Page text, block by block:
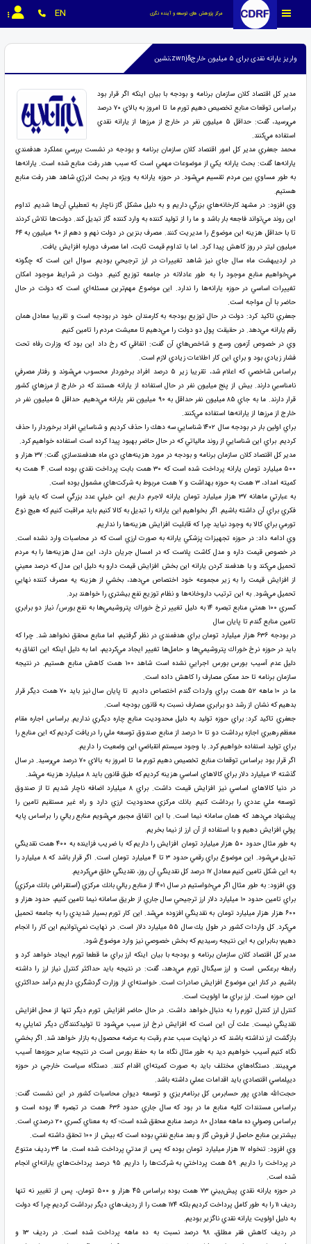
مرکز پژوهش های توسعه و آینده نگری EN
واریز یارانه نقدی برای ۵ میلیون خارج&zwnj;نشین
مدير كل اقتصاد كلان سازمان برنامه و بودجه با بيان اينكه اگر قرار بود
براساس توقعات منابع تخصيص دهيم تورم ما تا امروز به بالاي ۷۰ درصد
مي‌رسيد، گفت: حداقل ۵ ميليون نفر در خارج از مرزها از يارانه نقدي
استفاده مي‌كنند.
محمد جعفري مدير كل امور اقتصاد كلان سازمان برنامه و بودجه در نشست بررسي عملكرد هدفمندي
يارانه‌ها گفت: بحث يارانه يكي از موضوعات مهمي است كه سبب هدر رفت منابع شده است. يارانه‌ها
به طور مساوي بين مردم تقسيم مي‌شود. در حوزه يارانه به ويژه در بحث انرژي شاهد هدر رفت منابع
هستيم.
وي افزود: در مشهد كارخانه‌هاي بزرگي داريم و به دليل مشكل گاز ناچار به تعطيلي آن‌ها شديم. تداوم
اين روند مي‌تواند فاجعه بار باشد و ما را از توليد كننده به وارد كننده گاز تبديل كند. دولت‌ها تلاش كردند
تا با حداقل هزينه اين موضوع را مديريت كنند. مصرف بنزين در دولت نهم و دهم از ۹۰ ميليون به ۶۴
ميليون ليتر در روز كاهش پيدا كرد. اما با تداوم قيمت ثابت، اما مصرف دوباره افزايش يافت.
در ارديبهشت ماه سال جاي نيز شاهد تغييرات در ارز ترجيحي بوديم. سوال اين است كه چگونه
مي‌خواهيم منابع موجود را به طور عادلانه در جامعه توزيع كنيم. دولت در شرايط موجود امكان
تغييرات اساسي در حوزه يارانه‌ها را ندارد. اين موضوع مهم‌ترين مسئله‌اي است كه دولت در حال
حاضر با آن مواجه است.
جعفري تاكيد كرد: دولت در حال توزيع بودجه به كارمندان خود در بودجه است و تقريبا معادل همان
رقم يارانه مي‌دهد. در حقيقت پول دو دولت را مي‌دهيم تا معيشت مردم را تامين كنيم.
وي در خصوص آزمون وسع و شاخص‌هاي آن گفت: اتفاقي كه رخ داد اين بود كه وزارت رفاه تحت
فشار زيادي بود و براي اين كار اطلاعات زيادي لازم است.
براساس شاخصي كه اعلام شد، تقريبا زير ۵ درصد افراد برخوردار محسوب مي‌شوند و رفتار مصرفي
نامناسبي دارند. بيش از پنج ميليون نفر در حال استفاده از يارانه هستند كه در خارج از مرزهاي كشور
قرار دارند. ما به جاي ۸۵ ميليون نفر حداقل به ۹۰ ميليون نفر يارانه مي‌دهيم. حداقل ۵ ميليون نفر در
خارج از مرزها از يارانه‌ها استفاده مي‌كنند.
براي اولين بار در بودجه سال ۱۴۰۲ شناسايي سه دهك را حذف كرديم و شناسايي افراد برخوردار را حذف
كرديم. براي اين شناسايي از روند مالياتي كه در حال حاضر بهبود پيدا كرده است استفاده خواهيم كرد.
مدير كل اقتصاد كلان سازمان برنامه و بودجه در مورد هزينه‌هاي دي ماه هدفمندسازي گفت: ۳۷ هزار و
۵۰۰ ميليارد تومان يارانه پرداخت شده است كه ۳۰ همت بابت پرداخت نقدي بوده است. ۴ همت به
كميته امداد، ۳ همت به حوزه بهداشت و ۷ همت مربوط به شركت‌هاي مشمول بوده است.
به عبارتي ماهانه ۳۷ هزار ميليارد تومان يارانه لاجرم داريم. اين خيلي عدد بزرگي است كه بايد فورا
فكري براي آن داشته باشيم. اگر بخواهيم اين يارانه را تبديل به كالا كنيم بايد مراقبت كنيم كه هيچ نوع
تورمي براي كالا به وجود نيايد چرا كه قابليت افزايش هزينه‌ها را نداريم.
وي ادامه داد: در حوزه تجهيزات پزشكي يارانه به صورت ارزي است كه در محاسبات وارد نشده است.
در خصوص قيمت داره و مدل كاشت پلاست كه در امسال جريان دارد، اين مدل هزينه‌ها را به مردم
تحميل مي‌كند و با هدفمند كردن يارانه اين بخش افزايش قيمت دارو به دليل اين مدل كه درصد معيني
از افزايش قيمت را به زير مجموعه خود اختصاص مي‌دهد، بخشي از هزينه يه مصرف كننده نهايي
تحميل مي‌شود. به اين ترتيب داروخانه‌ها و نظام توزيع نفع بيشتري را خواهند برد.
كسري ۱۰۰ همتي منابع تبصره ۱۴ به دليل تغيير نرخ خوراك پتروشيمي‌ها به نفع بورس/ نياز دو برابري
تامين منابع گندم تا پايان سال
در بودجه ۶۳۶ هزار ميليارد تومان براي هدفمندي در نظر گرفتيم، اما منابع محقق نخواهد شد. چرا كه
بايد در حوزه نرخ خوراك پتروشيمي‌ها و حامل‌ها تغيير ايجاد مي‌كرديم، اما به دليل اينكه اين اتفاق به
دليل عدم آسيب بورس بورس اجرايي نشده است شاهد ۱۰۰ همت كاهش منابع هستيم. در نتيجه
سازمان برنامه تا حد ممكن مصارف را كاهش داده است.
ما در ۱۰ ماهه ۵۲ همت براي واردات گندم اختصاص داديم. تا پايان سال نيز بايد ۷۰ همت ديگر قرار
بدهيم كه نشان از رشد دو برابري مصارف نسبت به قانون بودجه است.
جعفري تاكيد كرد: براي حوزه توليد به دليل محدوديت منابع چاره ديگري نداريم. براساس اجاره مقام
معظم رهبري اجازه برداشت دو تا ۱۰ درصد از منابع صندوق توسعه ملي را دريافت كرديم كه اين منابع را
براي توليد استفاده خواهيم كرد. با وجود سيستم انقباضي اين وضعيت را داريم.
اگر قرار بود براساس توقعات منابع تخصيص دهيم تورم ما تا امروز به بالاي ۷۰ درصد مي‌رسيد. در سال
گذشته ۱۶ ميليارد دلار براي كالاهاي اساسي هزينه كرديم كه طبق قانون بايد ۸ ميليارد هزينه مي‌شد.
در دنيا كالاهاي اساسي نيز افزايش قيمت داشت. براي ۸ ميليارد اضافه ناچار شديم تا از صندوق
توسعه ملي عددي را برداشت كنيم. بانك مركزي محدوديت ارزي دارد و راه غير مستقيم تامين را
پيشنهاد مي‌دهد كه همان سامانه نيما است. با اين اتفاق مجبور مي‌شويم منابع ريالي را براساس پايه
پولي افزايش دهيم و با استفاده از آن ارز از نيما بخريم.
به طور مثال حدود ۵۰ هزار ميليارد تومان افزايش را داريم كه با ضريب فزاينده به ۴۰۰ همت نقدينگي
تبديل مي‌شود. اين موضوع براي رقمي حدود ۳ تا ۴ ميليارد تومان است. اگر قرار باشد كه ۸ ميليارد را
به اين شكل تامين كنيم معادل ۱۷ درصد كل نقدينگي آن روز، نقدينگي خلق مي‌كرديم.
وي افزود: به طور مثال اگر مي‌خواستيم در سال ۱۴۰۱ از منابع ريالي بانك مركزي (استقراض بانك مركزي)
براي تامين حدود ۱۰ ميليارد دلار ارز ترجيحي سال جاري از طريق سامانه نيما تامين كنيم، حدود هزار و
۶۰۰ هزار هزار ميليارد تومان به نقدينگي افزوده مي‌شد. اين كار تورم بسيار شديدي را به جامعه تحميل
مي‌كرد. كل واردات كشور در طول يك سال ۵۵ ميليارد دلار است. در نهايت نمي‌توانيم اين كار را انجام
دهيم؛ بنابراين به اين نتيجه رسيديم كه بخش خصوصي نيز وارد موضوع شود.
مدير كل اقتصاد كلان سازمان برنامه و بودجه با بيان اينكه ارز براي ما قطعا تورم ايجاد خواهد كرد و
رابطه برعكس است و ارز سيگنال تورم مي‌دهد، گفت: در نتيجه بايد حداكثر كنترل نياز ارز را داشته
باشيم. در كنار اين موضوع افزايش صادرات است. خواسته‌اي از وزارت گردشگري داريم درآمد حداكثري
اين حوزه است. ارز براي ما اولويت است.
كنترل ارز كنترل تورم را به دنبال خواهد داشت. در حال حاضر افزايش تورم ديگر تنها از محل افزايش
نقدينگي نيست. علت آن اين است كه افزايش نرخ ارز سبب مي‌شود تا توليدكنندگان ديگر تمايلي به
بازگشت ارز نداشته باشند كه در نهايت سبب عدم رقبت به عرضه محصول به بازار خواهد شد. اگر بخشي
نگاه كنيم آسيب خواهيم ديد به طور مثال نگاه ما به حفظ بورس است در نتيجه ساير حوزه‌ها آسيب
مي‌بينند. دستگاه‌هاي مختلف بايد به صورت كميته‌اي اقدام كنند. دستگاه سياست خارجي در حوزه
ديپلماسي اقتصادي بايد اقدامات عملي داشته باشد.
حجت‌الله هادي پور حسابرس كل برنامه‌ريزي و توسعه ديوان محاسبات كشور در اين نشست گفت:
براساس مستندات كليه منابع ما در بود كه سال جاري حدود ۶۳۶ همت در تبصره ۱۴ بوده است و
براساس وصولي ده ماهه معادل ۸۰ درصد منابع محقق شده است؛ كه به معناي كسري ۲۰ درصدي است.
بيشترين منابع حاصل از فروش گاز و بعد منابع نفتي بوده است كه بيش از ۱۰۰ تحقق داشته است.
وي افزود: تنخواه ۱۷ هزار ميليارد تومان بوده كه پس از مدتي پرداخت شده است. ما ۳۴ رديف متنوع
در پرداخت را داريم. ۵۹ همت پرداختي به شركت‌ها را داريم. ۹۵ درصد پرداخت‌هاي يارانه‌اي انجام
شده است.
در حوزه يارانه نقدي پيش‌بيني ۷۳ همت بوده براساس ۴۵ هزار و ۵۰۰ تومان، پس از تغيير نه تنها
رديف ۱۱ را به طور كامل پرداخت كرديم بلكه ۱۷۴ همت را از رديف‌هاي ديگر برداشت كرديم چرا كه دولت
به دليل اولويت يارانه نقدي ناگزير بوديم.
در رديف كاهش فقر مطلق، ۹۸ درصد نسبت به ده ماهه پرداخت شده است. در رديف ۱۳ و